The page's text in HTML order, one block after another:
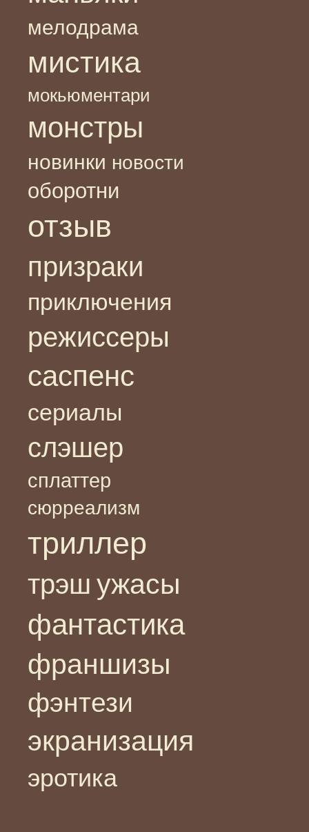
мелодрама
мистика
мокьюментари
монстры
новинки новости
оборотни
отзыв
призраки
приключения
режиссеры
саспенс
сериалы
слэшер
сплаттер
сюрреализм
триллер
трэш ужасы
фантастика
франшизы
фэнтези
экранизация
эротика